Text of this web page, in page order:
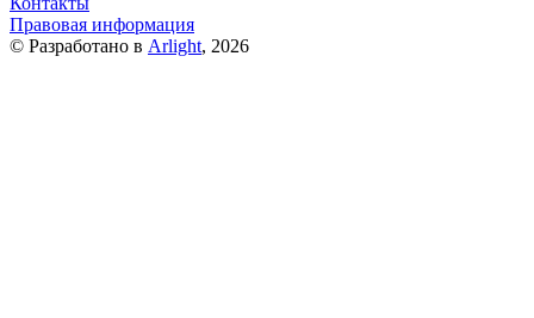
Правовая информация
© Разработано в Arlight, 2026